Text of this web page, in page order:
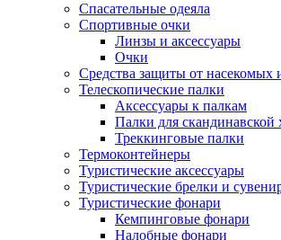
Спасательные одеяла
Спортивные очки
Линзы и аксессуары
Очки
Средства защиты от
Телескопические палки
Аксессуары к палкам
Палки для скандинавской
Треккинговые палки
Термоконтейнеры
Туристические аксессуары
Туристические брелки и
Туристические фонари
Кемпинговые фонари
Налобные фонари